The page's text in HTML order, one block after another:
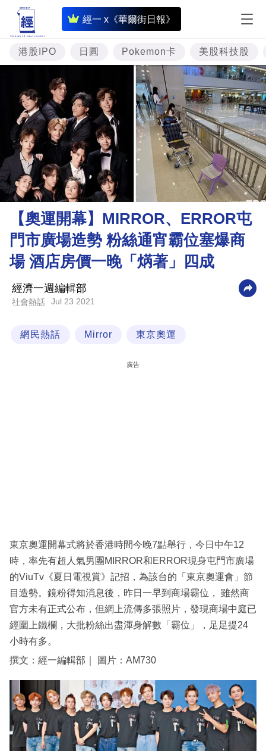
經一 x《華爾街日報》
即
時
財
經
題
投
資
樓
市
理
財
商
業
科
技
港股IPO 日圓 Pokemon卡 美股科技股
【奧運開幕】MIRROR、ERROR屯
門市廣場造勢 粉絲通宵霸位塞爆商
場 酒店房價一晚「焫著」四成
經濟一週編輯部
社會熱話 Jul 23 2021
網民熱話 Mirror 東京奧運
廣告
東京奧運開幕式將於香港時間今晚7點舉行，今日中午12
時，率先有超人氣男團MIRROR和ERROR現身屯門市廣場
的ViuTv《夏日電視賞》記招，為該台的「東京奧運會」節
目造勢。鏡粉得知消息後，昨日一早到商場霸位， 雖然商
官方未有正式公布，但網上流傳多張照片，發現商場中庭已
經圍上鐵欄，大批粉絲出盡渾身解數「霸位」，足足提24
小時有多。
撰文：經一編輯部｜ 圖片：AM730